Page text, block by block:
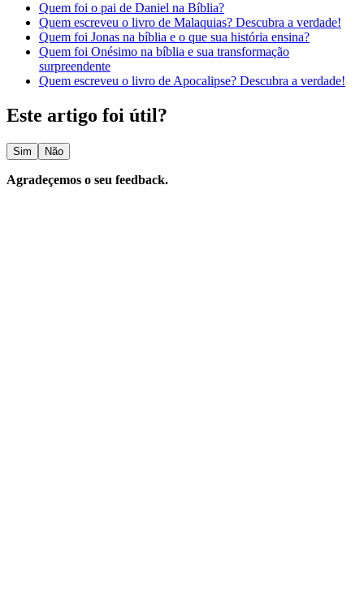
Quem foi o pai de Daniel na Bíblia?
Quem escreveu o livro de Malaquias? Descubra a verdade!
Quem foi Jonas na bíblia e o que sua história ensina?
Quem foi Onésimo na bíblia e sua transformação
surpreendente
Quem escreveu o livro de Apocalipse? Descubra a verdade!
Este artigo foi útil?
Sim Não
Agradeçemos o seu feedback.